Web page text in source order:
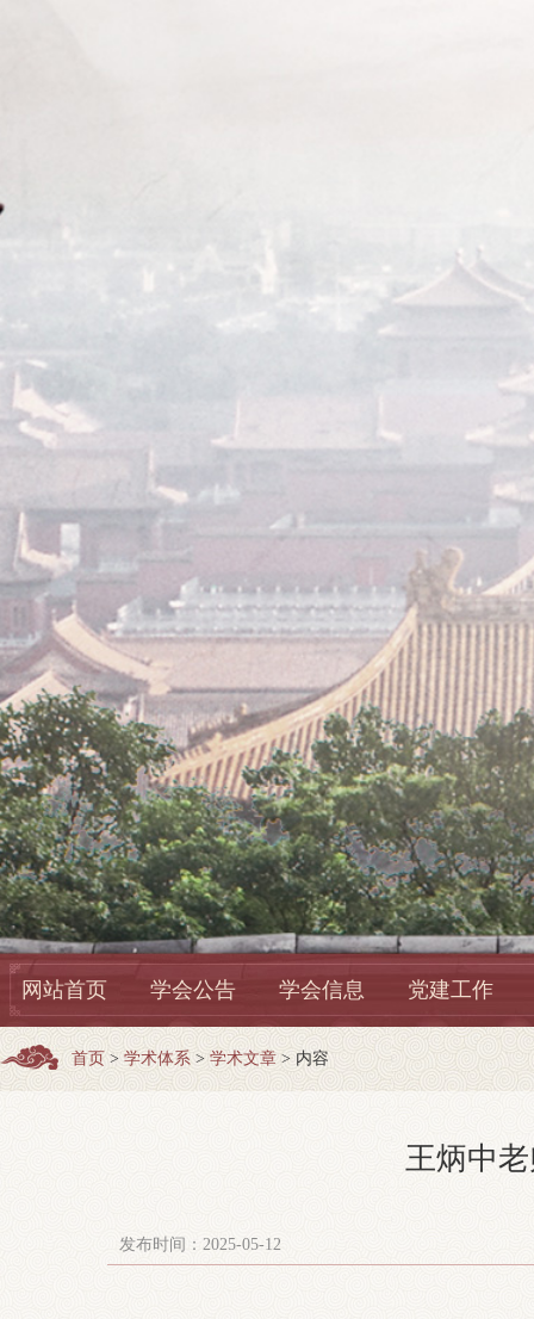
网站首页 学会公告 学会信息 党建工作
首页 >学术体系 > 学术文章 > 内容
王炳中
发布时间：2025-05-12